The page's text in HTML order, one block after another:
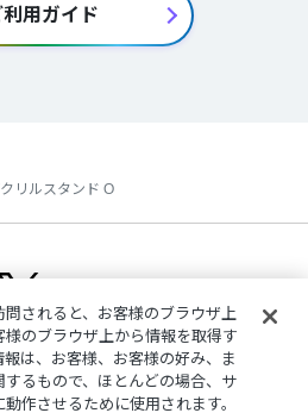
利用ガイド
リルスタンド O
シー
特定商取引法に基づく表記
問い合わせにじさんじ公式サイト
されると、お客様のブラウザ上
のブラウザ上から情報を取得す
は、お客様、お客様の好み、ま
るもので、ほとんどの場合、サ
作させるために使用されます。